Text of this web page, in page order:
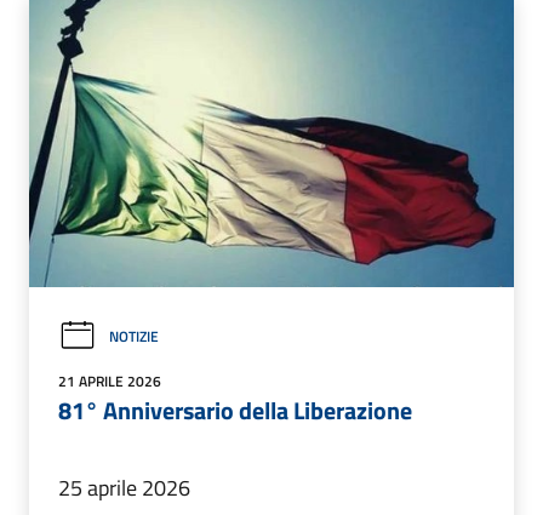
NOTIZIE
21 APRILE 2026
81° Anniversario della Liberazione
25 aprile 2026